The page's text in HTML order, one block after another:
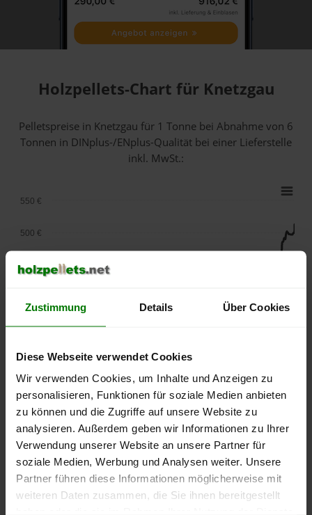
Zustimmung Details Über Cookies
Diese Webseite verwendet Cookies
Wir verwenden Cookies, um Inhalte und Anzeigen zu
personalisieren, Funktionen für soziale Medien anbieten
zu können und die Zugriffe auf unsere Website zu
analysieren. Außerdem geben wir Informationen zu Ihrer
Verwendung unserer Website an unsere Partner für
soziale Medien, Werbung und Analysen weiter. Unsere
Partner führen diese Informationen möglicherweise mit
weiteren Daten zusammen, die Sie ihnen bereitgestellt
Holzpellets-Chart für Knetzgau
Pelletspreise in Knetzgau für 1 Tonne bei Abnahmevon 6
Tonnen in DINplus-/ENplus-Qualität bei einer Lieferstelle
inkl. MwSt.:
lose Ware
2025
2026
2026
250 €
300 €
350 €
450 €
500 €
550 €
Die aktuelle Preisentwicklung für Holzpellets in Deutschland
können Sie jederzeit auf unsererPelletspreise-Seite
nachvollziehen.